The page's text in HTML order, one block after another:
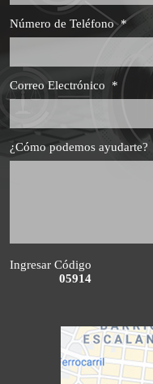
*
Número de Teléfono
*
Correo Electrónico
¿Cómo podemos ayudarte?
Ingresar Código
05914